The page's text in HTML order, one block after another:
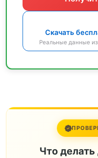
Скачать
Реальные данные
Что